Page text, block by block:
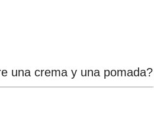
una crema y una pomada?